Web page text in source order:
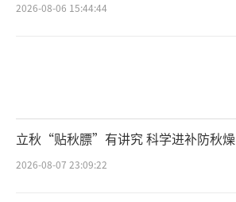
2026-08-06 15:44:44
立秋“贴秋膘”有讲究 科学进补防秋燥
2026-08-07 23:09:22